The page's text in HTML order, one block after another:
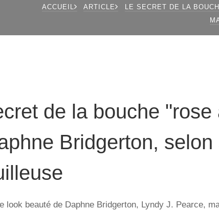
ACCUEIL ARTICLE
LE SECRET DE LA
de la bouche "rose
Bridgerton, selon
look beauté de Daphne Bridgerton, Lyndy J. Pearce,